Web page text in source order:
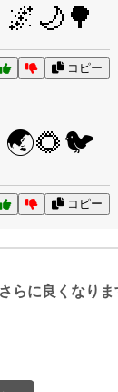
🌌🌙🌳
コピー
🌏🌻🐦
コピー
らに良くなりま